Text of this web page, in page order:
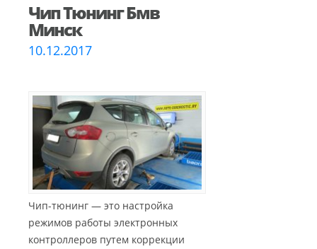
Чип Тюнинг Бмв
Минск
10.12.2017
Чип-тюнинг — это настройка
режимов работы электронных
контроллеров путем коррекции